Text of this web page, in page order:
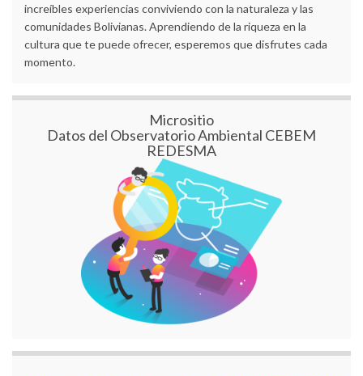
increíbles experiencias conviviendo con la naturaleza y las
comunidades Bolivianas. Aprendiendo de la riqueza en la
cultura que te puede ofrecer, esperemos que disfrutes cada
momento.
Micrositio
Datos del Observatorio Ambiental CEBEM
REDESMA